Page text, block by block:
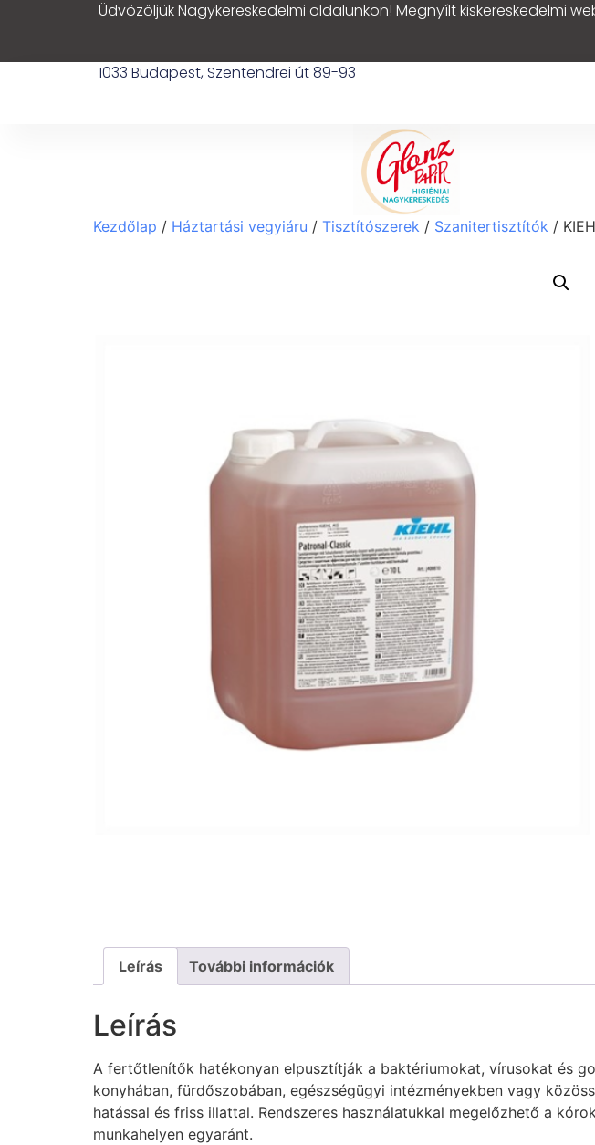
Üdvözöljük Nagykereskedelmi oldalunkon! Megnyílt kiskereskedelmi
1033 Budapest, Szentendrei út 89-93
Kezdőlap / Háztartási vegyiáru / Tisztítószerek / Szanitertisztítók /
Leírás További információk
Leírás
A fertőtlenítők hatékonyan elpusztítják a baktériumokat, vírusokat és
konyhában, fürdőszobában, egészségügyi intézményekben vagy
hatással és friss illattal. Rendszeres használatukkal megelőzhető a
munkahelyen egyaránt.